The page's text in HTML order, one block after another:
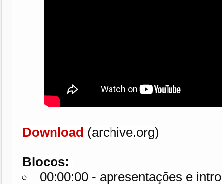
Download (archive.org)
Blocos:
00:00:00